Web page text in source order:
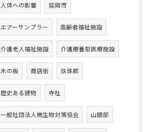
人体への影響 延岡市
エアーサンプラー 高齢者福祉施設
介護老人福祉施設 介護療養型医療施設
木の板 商店街 玖珠郡
歴史ある建物 寺社
一般社団法人微生物対策協会 山間部